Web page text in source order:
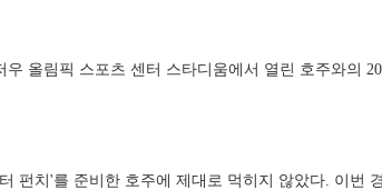
올림픽 스포츠 센터 스타디움에서 열린 호주와의
펀치'를 준비한 호주에 제대로 먹히지 않았다. 이번